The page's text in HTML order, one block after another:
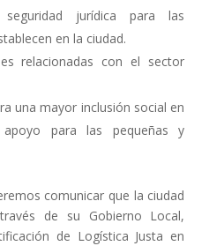
jurídica para las
en la ciudad.
relacionadas con el sector
una mayor inclusión social en
para las pequeñas y
comunicar que la ciudad
de su Gobierno Local,
de Logística Justa en